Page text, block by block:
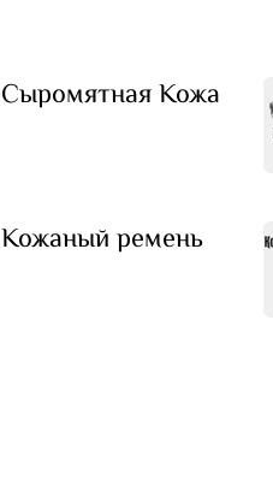
Сыромятная Кожа
Кожаный ремень